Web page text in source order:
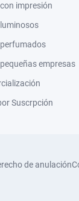
impresión
empresas
Suscrpción
de anulación